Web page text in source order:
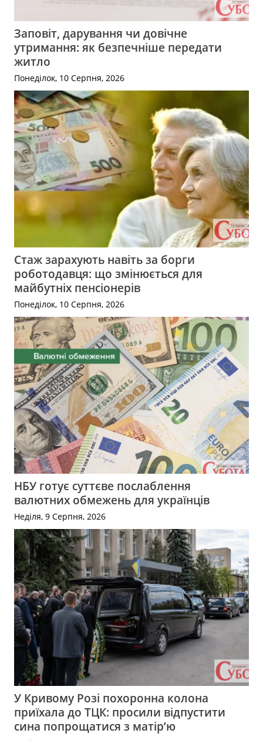
Заповіт, дарування чи довічне
утримання: як безпечніше передати
житло
Понеділок, 10 Серпня, 2026
Стаж зарахують навіть за борги
роботодавця: що змінюється для
майбутніх пенсіонерів
Понеділок, 10 Серпня, 2026
НБУ готує суттєве послаблення
валютних обмежень для українців
Неділя, 9 Серпня, 2026
У Кривому Розі похоронна колона
приїхала до ТЦК: просили відпустити
сина попрощатися з матір’ю